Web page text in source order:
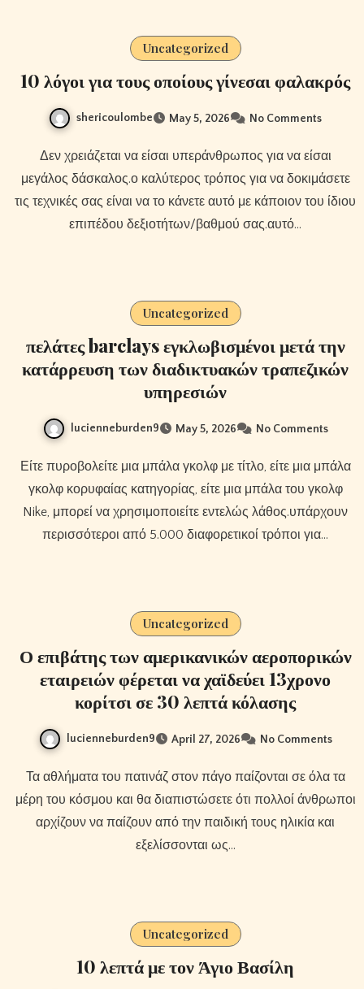
Uncategorized
10 λόγοι για τους οποίους γίνεσαι φαλακρός
shericoulombe May 5, 2026 No Comments
Δεν χρειάζεται να είσαι υπεράνθρωπος για να είσαι
μεγάλος δάσκαλος.ο καλύτερος τρόπος για να δοκιμάσετε
τις τεχνικές σας είναι να το κάνετε αυτό με κάποιον του ίδιου
επιπέδου δεξιοτήτων/βαθμού σας.αυτό…
Uncategorized
πελάτες barclays εγκλωβισμένοι μετά την
κατάρρευση των διαδικτυακών τραπεζικών
υπηρεσιών
lucienneburden9 May 5, 2026 No Comments
Είτε πυροβολείτε μια μπάλα γκολφ με τίτλο, είτε μια μπάλα
γκολφ κορυφαίας κατηγορίας, είτε μια μπάλα του γκολφ
Nike, μπορεί να χρησιμοποιείτε εντελώς λάθος.υπάρχουν
περισσότεροι από 5.000 διαφορετικοί τρόποι για…
Uncategorized
Ο επιβάτης των αμερικανικών αεροπορικών
εταιρειών φέρεται να χαϊδεύει 13χρονο
κορίτσι σε 30 λεπτά κόλασης
lucienneburden9 April 27, 2026 No Comments
Τα αθλήματα του πατινάζ στον πάγο παίζονται σε όλα τα
μέρη του κόσμου και θα διαπιστώσετε ότι πολλοί άνθρωποι
αρχίζουν να παίζουν από την παιδική τους ηλικία και
εξελίσσονται ως…
Uncategorized
10 λεπτά με τον Άγιο Βασίλη